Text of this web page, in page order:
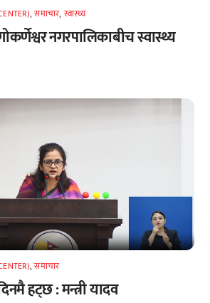
,समाचार, स्वास्थ्य
नगरपालिकाबीच स्वास्थ्य
,समाचार
हट्छ : मन्त्री यादव